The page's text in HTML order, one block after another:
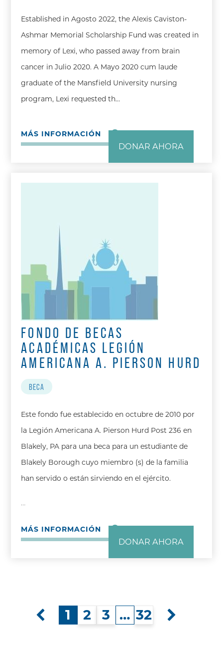
Established in Agosto 2022, the Alexis Caviston-
Ashmar Memorial Scholarship Fund was created in
memory of Lexi, who passed away from brain
cancer in Julio 2020. A Mayo 2020 cum laude
graduate of the Mansfield University nursing
program, Lexi requested th…
MÁS INFORMACIÓN
DONAR AHORA
FONDO DE BECAS
ACADÉMICAS LEGIÓN
AMERICANA A. PIERSON HURD
BECA
Este fondo fue establecido en octubre de 2010 por
la Legión Americana A. Pierson Hurd Post 236 en
Blakely, PA para una beca para un estudiante de
Blakely Borough cuyo miembro (s) de la familia
han servido o están sirviendo en el ejército.
…
MÁS INFORMACIÓN
DONAR AHORA
1 2 3 … 32